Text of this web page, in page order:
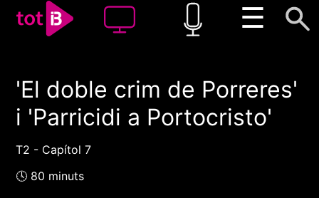
☰
00:00 00:00
1x
'El doble crim de Porreres'
i 'Parricidi a Portocristo'
T2 - Capítol 7
🕓 80 minuts